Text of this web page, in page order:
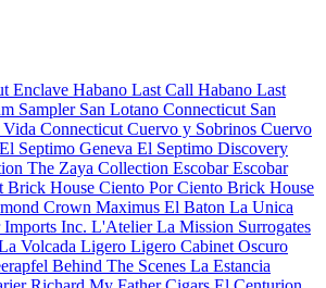
Enclave Habano Last Call Habano Last
Sampler San Lotano Connecticut San
Connecticut Cuervo y Sobrinos Cuervo
El Septimo Geneva El Septimo Discovery
The Zaya Collection EscobarEscobar
Brick House Ciento Por Ciento Brick House
Crown Maximus El Baton La Unica
Inc. L'AtelierLa Mission Surrogates
Volcada Ligero Ligero Cabinet Oscuro
Behind The Scenes La Estancia